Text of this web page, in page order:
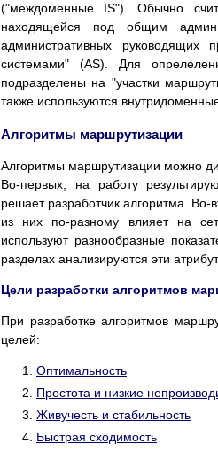
("междоменные IS"). Обычно
находящейся под общим
административных
системами" (AS). Для
подразделены на "участки
также используются
Алгоритмы маршрутизации
Алгоритмы маршрутизации можно
Во-первых, на работу
решает разработчик алгоритма.
из них по-разному влияет на
используют разнообразные
разделах анализируются эти
Цели разработки алгоритмов
При разработке алгоритмов
целей:
Оптимальность
Простота и низкие
Живучесть и стабильность
Быстрая сходимость